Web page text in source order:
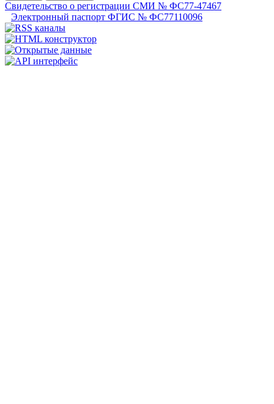
Свидетельство о регистрации СМИ № ФС77-47467
Электронный паспорт ФГИС № ФС77110096